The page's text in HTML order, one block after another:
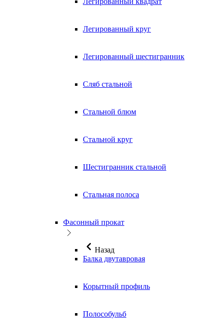
Легированный круг
Легированный шестигранник
Сляб стальной
Стальной блюм
Стальной круг
Шестигранник стальной
Стальная полоса
Фасонный прокат
Назад
Балка двутавровая
Корытный профиль
Полособульб